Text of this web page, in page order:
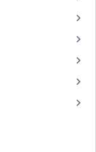
keyboard_arrow_right
keyboard_arrow_right
keyboard_arrow_right
keyboard_arrow_right
keyboard_arrow_right